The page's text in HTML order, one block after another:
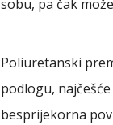
sobu, pa čak
Poliuretanski
podlogu,
besprijekorna